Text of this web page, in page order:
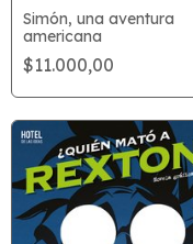
Simón, una aventura
americana
$11.000,00